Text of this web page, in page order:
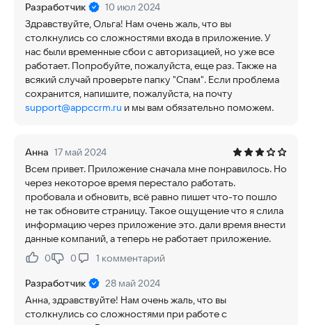
Разработчик
10 июл 2024
Здравствуйте, Ольга! Нам очень жаль, что вы
столкнулись со сложностями входа в приложение. У
нас были временные сбои с авторизацией, но уже все
работает. Попробуйте, пожалуйста, еще раз. Также на
всякий случай проверьте папку "Спам". Если проблема
сохранится, напишите, пожалуйста, на почту
support@appccrm.ru и мы вам обязательно поможем.
Анна 17 май 2024
Всем привет. Приложение сначала мне понравилось. Но
через некоторое время перестало работать.
пробовала и обновить, всё равно пишет что-то пошло
не так обновите страницу. Такое ощущение что я слила
информацию через приложение это. дали время внести
данные компаний, а теперь не работает приложение.
Нравится:
0Не нравится:
0 1 комментарий
Разработчик
28 май 2024
Анна, здравствуйте! Нам очень жаль, что вы
столкнулись со сложностями при работе с